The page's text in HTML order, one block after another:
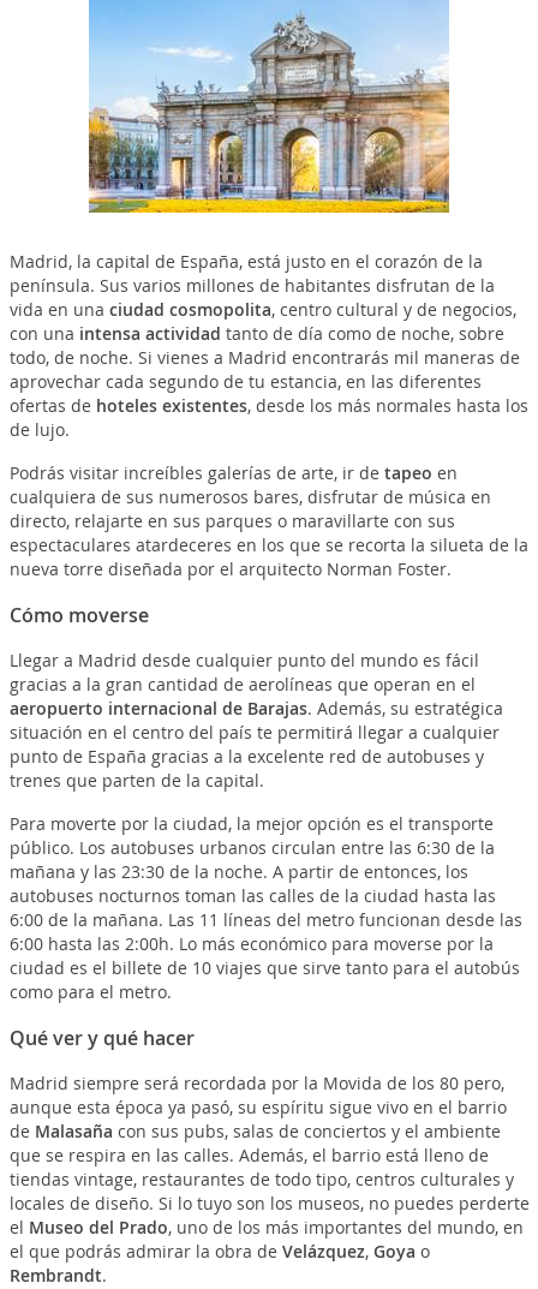
Madrid, la capital de España, está justo en el corazón de la
península. Sus varios millones de habitantes disfrutan de la
vida en una ciudad cosmopolita, centro cultural y de negocios,
con una intensa actividad tanto de día como de noche, sobre
todo, de noche. Si vienes a Madrid encontrarás mil maneras de
aprovechar cada segundo de tu estancia, en las diferentes
ofertas de hoteles existentes, desde los más normales hasta los
de lujo.
Podrás visitar increíbles galerías de arte, ir de tapeo en
cualquiera de sus numerosos bares, disfrutar de música en
directo, relajarte en sus parques o maravillarte con sus
espectaculares atardeceres en los que se recorta la silueta de la
nueva torre diseñada por el arquitecto Norman Foster.
Cómo moverse
Llegar a Madrid desde cualquier punto del mundo es fácil
gracias a la gran cantidad de aerolíneas que operan en el
aeropuerto internacional de Barajas. Además, su estratégica
situación en el centro del país te permitirá llegar a cualquier
punto de España gracias a la excelente red de autobuses y
trenes que parten de la capital.
Para moverte por la ciudad, la mejor opción es el transporte
público. Los autobuses urbanos circulan entre las 6:30 de la
mañana y las 23:30 de la noche. A partir de entonces, los
autobuses nocturnos toman las calles de la ciudad hasta las
6:00 de la mañana. Las 11 líneas del metro funcionan desde las
6:00 hasta las 2:00h. Lo más económico para moverse por la
ciudad es el billete de 10 viajes que sirve tanto para el autobús
como para el metro.
Qué ver y qué hacer
Madrid siempre será recordada por la Movida de los 80 pero,
aunque esta época ya pasó, su espíritu sigue vivo en el barrio
de Malasaña con sus pubs, salas de conciertos y el ambiente
que se respira en las calles. Además, el barrio está lleno de
tiendas vintage, restaurantes de todo tipo, centros culturales y
locales de diseño. Si lo tuyo son los museos, no puedes perderte
el Museo del Prado, uno de los más importantes del mundo, en
el que podrás admirar la obra de Velázquez, Goya o
Rembrandt.